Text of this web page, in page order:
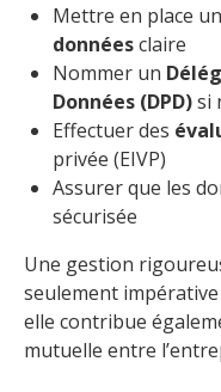
Mettre en place
donnéesclaire
Nommer un
Données (DPD)si
Effectuer des
privée (EIVP)
Assurer que les
sécurisée
Une gestion
seulement
elle contribue
mutuelle entre